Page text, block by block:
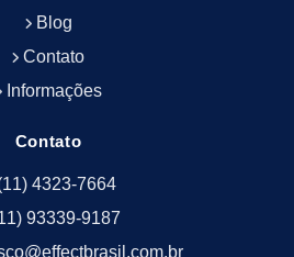
de Portaria
de Serviços de
de Serviços de
e Portaria
Recepção
para Condomínios
Blog
Contato
Informações
Contato
4323-7664
93339-9187